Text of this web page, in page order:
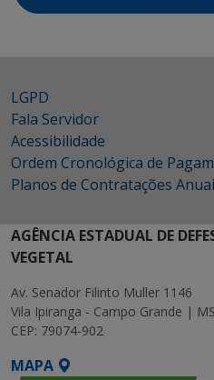
LGPD
Fala Servidor
Acessibilidade
Ordem Cronológica de
Planos de Contratações
AGÊNCIA ESTADUAL DE
VEGETAL
Av. Senador Filinto Muller 1146
Vila Ipiranga - Campo Grande | MS
CEP: 79074-902
MAPA